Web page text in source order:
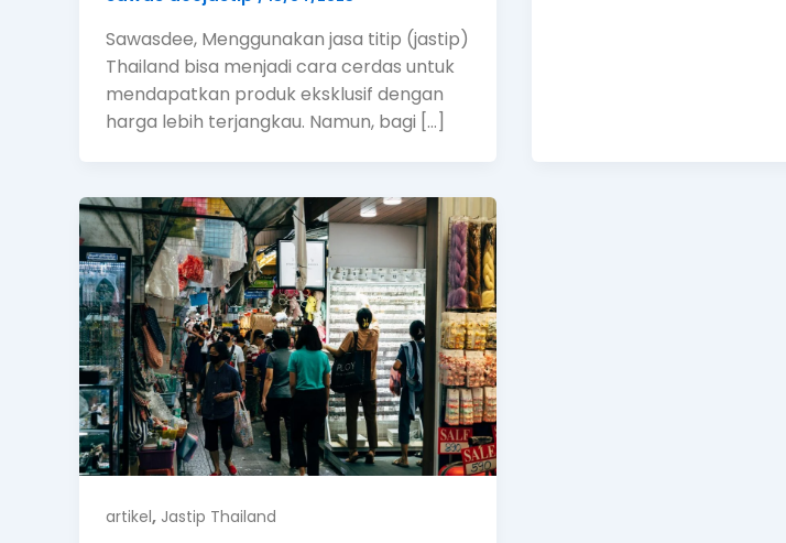
Sawasdee, Menggunakan jasa titip (jastip)
Thailand bisa menjadi cara cerdas untuk
mendapatkan produk eksklusif dengan
harga lebih terjangkau. Namun, bagi […]
artikel, Jastip Thailand